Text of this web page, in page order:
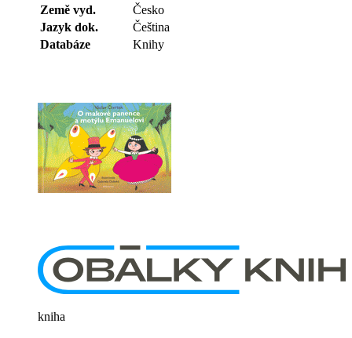
Země vyd.
Česko
Jazyk dok.
Čeština
Databáze
Knihy
kniha